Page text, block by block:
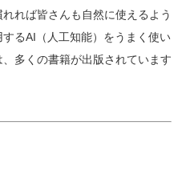
れば皆さんも自然に使えるよう
るAI（人工知能）をうまく使い
多くの書籍が出版されています